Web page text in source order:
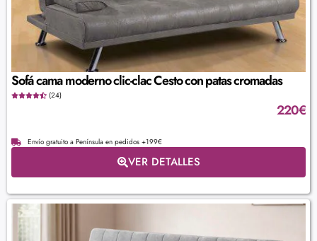
Sofá cama moderno clic-clac Cesto con patas cromadas
(24)
220€
Envío gratuito a Península en pedidos +199€
VER DETALLES